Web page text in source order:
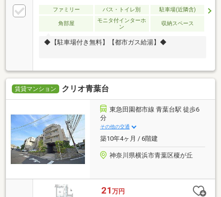
ファミリー バス・トイレ別 駐車場(近隣含)
角部屋
モニタ付インターホ
ン
収納スペース
◆【駐車場付き無料】【都市ガス給湯】◆
賃貸マンション クリオ青葉台
東急田園都市線 青葉台駅 徒歩6
分
その他の交通
築10年4ヶ月 / 6階建
神奈川県横浜市青葉区榎が丘
21 万円